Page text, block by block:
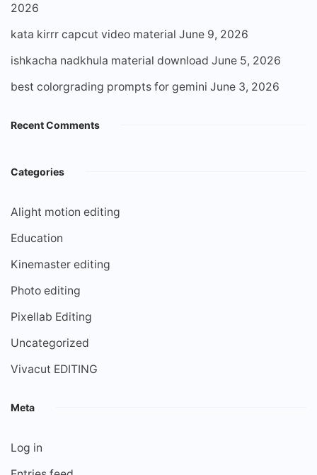
2026
kata kirrr capcut video material June 9, 2026
ishkacha nadkhula material download June 5, 2026
best colorgrading prompts for gemini June 3, 2026
Recent Comments
Categories
Alight motion editing
Education
Kinemaster editing
Photo editing
Pixellab Editing
Uncategorized
Vivacut EDITING
Meta
Log in